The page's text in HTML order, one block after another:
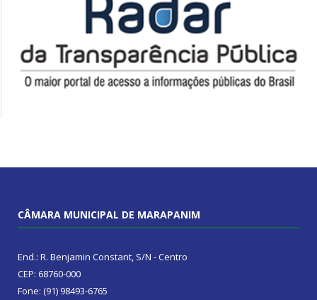
CÂMARA MUNICIPAL DE MARAPANIM
End.: R. Benjamin Constant, S/N - Centro
CEP: 68760-000
Fone: (91) 98493-6765